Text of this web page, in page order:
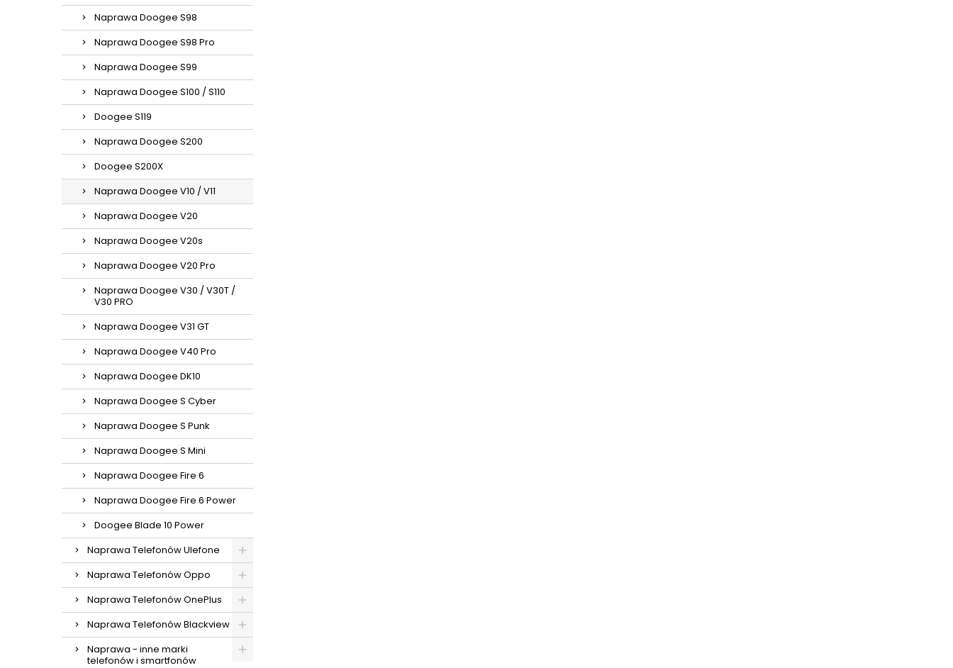
Naprawa Doogee S98
Naprawa Doogee S98 Pro
Naprawa Doogee S99
Naprawa Doogee S100 / S110
Doogee S119
Naprawa Doogee S200
Doogee S200X
Naprawa Doogee V10 / V11
Naprawa Doogee V20
Naprawa Doogee V20s
Naprawa Doogee V20 Pro
Naprawa Doogee V30 / V30T /
V30 PRO
Naprawa Doogee V31 GT
Naprawa Doogee V40 Pro
Naprawa Doogee DK10
Naprawa Doogee S Cyber
Naprawa Doogee S Punk
Naprawa Doogee S Mini
Naprawa Doogee Fire 6
Naprawa Doogee Fire 6 Power
Doogee Blade 10 Power
Naprawa Telefonów Ulefone
Naprawa Telefonów Oppo
Naprawa Telefonów OnePlus
Naprawa Telefonów Blackview
Naprawa - inne marki
telefonów i smartfonów